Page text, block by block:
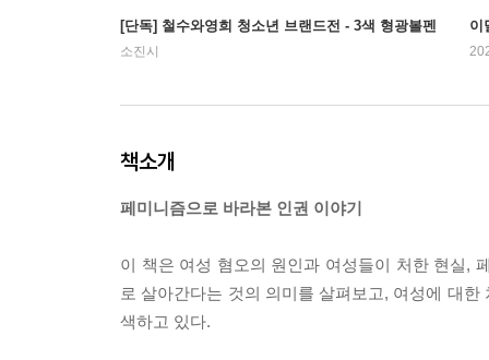
[단독] 철수와영희 청소년 브랜드전 - 3색 형광볼펜
소진시
이
책소개
페미니즘으로 바라본 인권 이야기
이 책은 여성 혐오의 원인과 여성들이 처한 현실,
로 살아간다는 것의 의미를 살펴보고, 여성에 대
색하고 있다.